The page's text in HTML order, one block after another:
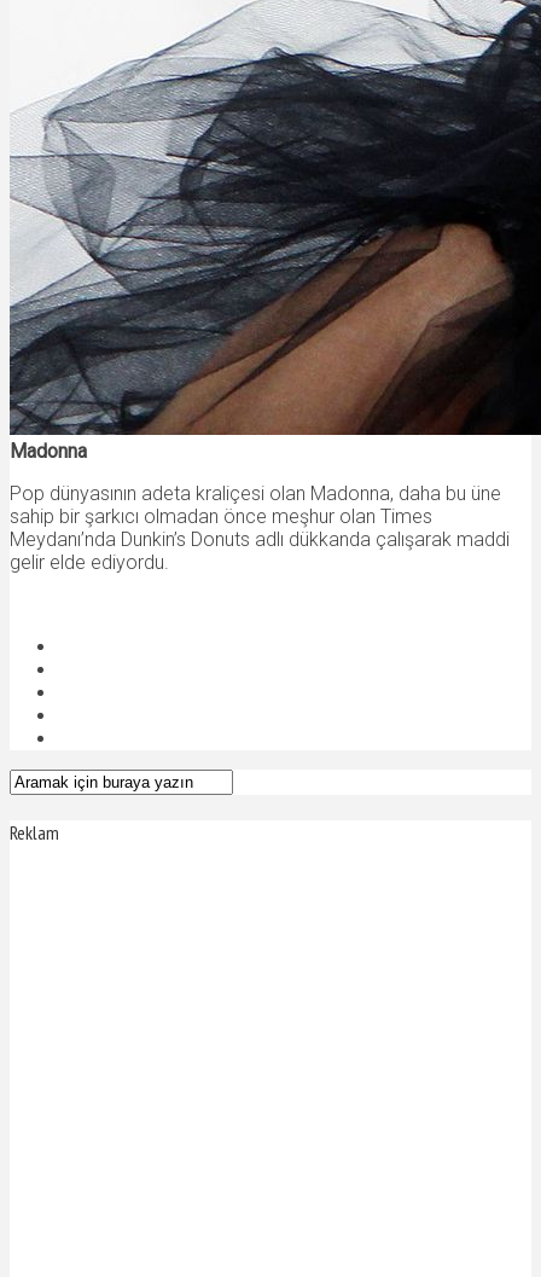
Madonna
Pop dünyasının adeta kraliçesi olan Madonna, daha bu üne
sahip bir şarkıcı olmadan önce meşhur olan Times
Meydanı’nda Dunkin’s Donuts adlı dükkanda çalışarak maddi
gelir elde ediyordu.
Reklam